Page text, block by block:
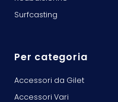
Surfcasting
Per categoria
Accessori da Gilet
Accessori Vari